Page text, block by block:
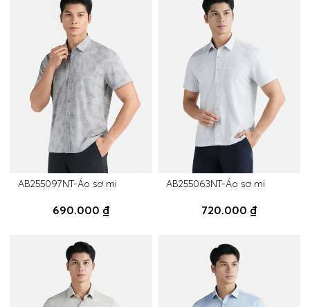
AB255097NT-Áo sơ mi
690.000 ₫
AB255063NT-Áo sơ mi
720.000 ₫